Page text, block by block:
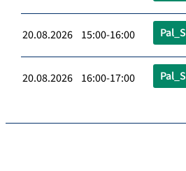
20.08.2026 15:00-16:00
20.08.2026 16:00-17:00